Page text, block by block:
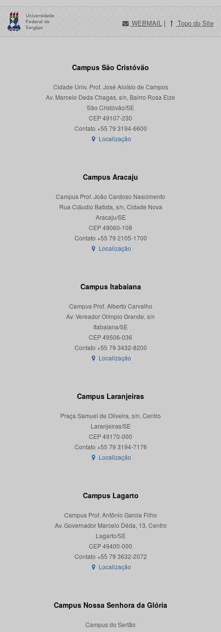
WEBMAIL | Topo do Site
Campus São Cristóvão
Cidade Univ. Prof. José Aloísio de Campos
Av. Marcelo Deda Chagas, s/n, Bairro Rosa Elze
São Cristóvão/SE
CEP 49107-230
Localização
Campus Aracaju
Campus Prof. João Cardoso Nascimento
Rua Cláudio Batista, s/n, Cidade Nova
Aracaju/SE
CEP 49060-108
Localização
Campus Itabaiana
Campus Prof. Alberto Carvalho
Av. Vereador Olímpio Grande, s/n
Itabaiana/SE
CEP 49506-036
Localização
Campus Laranjeiras
Praça Samuel de Oliveira, s/n, Centro
Laranjeiras/SE
CEP 49170-000
Localização
Campus Lagarto
Campus Prof. Antônio Garcia Filho
Av. Governador Marcelo Déda, 13, Centro
Lagarto/SE
CEP 49400-000
Localização
Campus Nossa Senhora da Glória
Campus do Sertão